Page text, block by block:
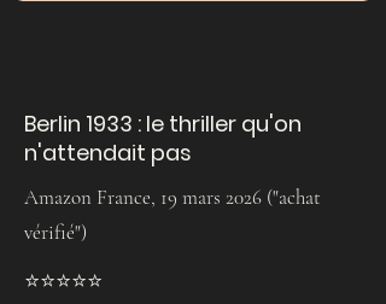
Berlin 1933 : le thriller qu'on
n'attendait pas
Amazon France, 19 mars 2026 ("achat
vérifié")
⭐️⭐️⭐️⭐️⭐️